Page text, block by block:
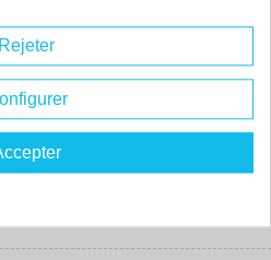
-68%
marque
contient15% d'encre en pluspar
Rejeter